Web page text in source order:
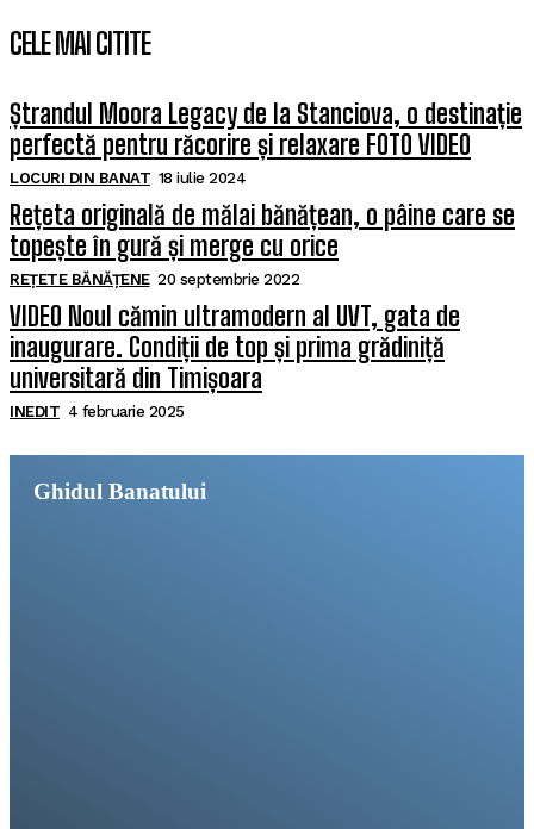
CELE MAI CITITE
Ștrandul Moora Legacy de la Stanciova, o destinație
perfectă pentru răcorire și relaxare FOTO VIDEO
LOCURI DIN BANAT 18 iulie 2024
Rețeta originală de mălai bănățean, o pâine care se
topește în gură și merge cu orice
REȚETE BĂNĂȚENE 20 septembrie 2022
VIDEO Noul cămin ultramodern al UVT, gata de
inaugurare. Condiții de top și prima grădiniță
universitară din Timișoara
INEDIT 4 februarie 2025
Ghidul Banatului